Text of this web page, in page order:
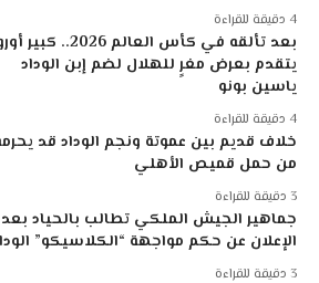
بعد تألقه في كأس العالم 2026.. كبير أوروبا
يتقدم بعرض مغرٍ للهلال لضم إبن الوداد
ياسين بونو
خلاف قديم بين عموتة ونجم الوداد قد يحرمه
من حمل قميص الأهلي
جماهير الجيش الملكي تطالب بالحياد بعد
الإعلان عن حكم مواجهة “الكلاسيكو” الوداد